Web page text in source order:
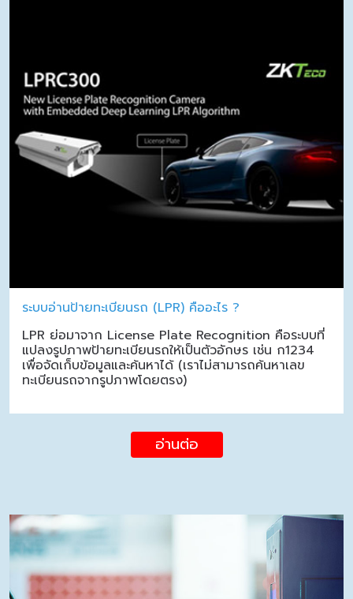
ระบบอ่านป้ายทะเบียนรถ (LPR) คืออะไร ?
LPR ย่อมาจาก License Plate Recognition คือระบบที่
แปลงรูปภาพป้ายทะเบียนรถให้เป็นตัวอักษร เช่น ก1234
เพื่อจัดเก็บข้อมูลและค้นหาได้ (เราไม่สามารถค้นหาเลข
ทะเบียนรถจากรูปภาพโดยตรง)
อ่านต่อ